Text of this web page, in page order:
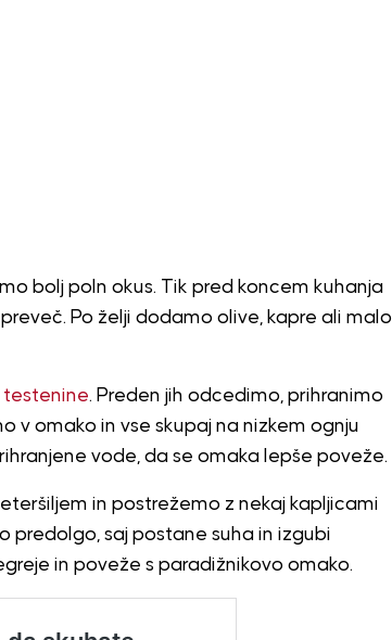
bolj poln okus. Tik pred koncem kuhanja
Po želji dodamo olive, kapre ali malo
testenine. Preden jih odcedimo, prihranimo
v omako in vse skupaj na nizkem ognju
vode, da se omaka lepše poveže.
in postrežemo z nekaj kapljicami
predolgo, saj postane suha in izgubi
in poveže s paradižnikovo omako.